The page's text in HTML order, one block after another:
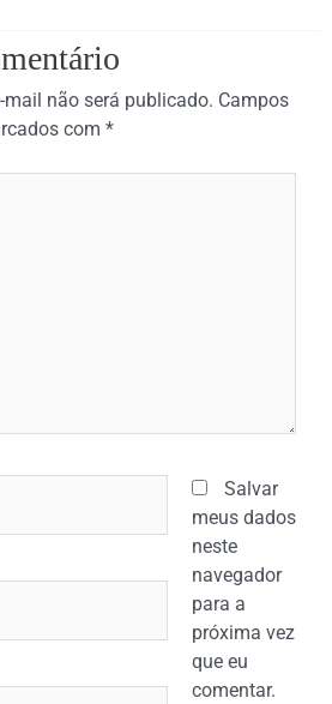
mail não será publicado. Campos
com *
Salvar
meus dados
neste
navegador
para a
próxima vez
que eu
comentar.